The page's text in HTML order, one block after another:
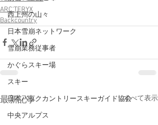
西上州の山々
日本雪崩ネットワーク
雪崩業務従事者
かぐらスキー場
スキー
日本バックカントリースキーガイド協会
中央アルプス
ARC'TERYX
Backcountry
最新記事 すべて表示